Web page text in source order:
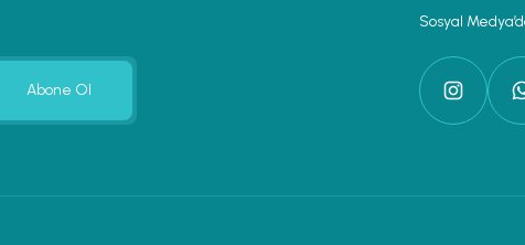
Abone Ol
Sosyal